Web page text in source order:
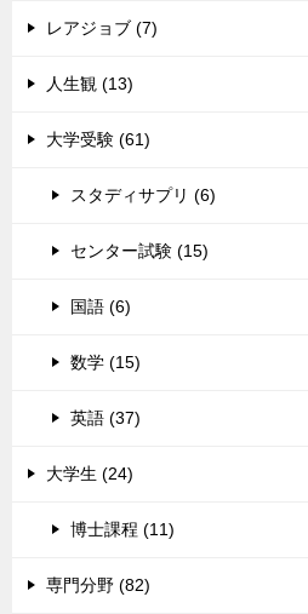
レアジョブ (7)
人生観 (13)
大学受験 (61)
スタディサプリ (6)
センター試験 (15)
国語 (6)
数学 (15)
英語 (37)
大学生 (24)
博士課程 (11)
専門分野 (82)